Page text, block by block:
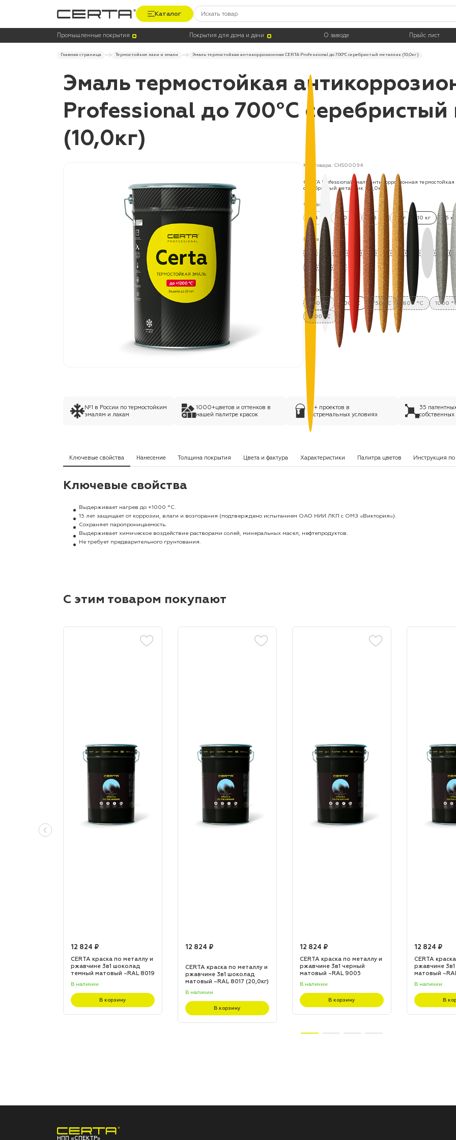
Каталог
Промышленные покрытия Покрытия для дома и дачи О заводе Прайс лист
Главная страница Термостойкие лаки и эмали Эмаль термостойкая антикоррозионная CERTA Professional до 700°С серебристый металлик (10,0кг)
Эмаль термостойкая
Professional до 700°С серебристый
(10,0кг)
Код товара: CHS00094
CERTA Professional эмаль антикоррозионная
серебристый металлик (10,0кг)
Фасовка:
0.4 кг 520 мл 0.8 кг 4 кг 10 кг 25 кг
Цвета:
Термостойкость:
400 °C 700 °C 750 °C 800 °C 1000
1200 °C
№1 в России по термостойким
эмалям и лакам
1000+цветов и оттенков в
нашей палитре красок
75+ проектов в
экстремальных условиях
35
собственных
Ключевые свойства Нанесение Толщина покрытия Цвета и фактура Характеристики Палитра цветов Инструкция
Ключевые свойства
Выдерживает нагрев до +1000 °C.
15 лет защищает от коррозии, влаги и возгорания (подтверждено испытанием ОАО НИИ ЛКП с ОМЗ «Виктория»).
Cохраняет паропроницаемость.
Выдерживает химическое воздействие растворами солей, минеральных масел, нефтепродуктов.
Не требует предварительного грунтования.
С этим товаром покупают
12 824 ₽
CERTA краска по металлу и
ржавчине 3в1 шоколад
темный матовый ~RAL 8019
В наличии
В корзину
12 824 ₽
CERTA краска по металлу и
ржавчине 3в1 шоколад
матовый ~RAL 8017 (20,0кг)
В наличии
В корзину
12 824 ₽
CERTA краска по металлу и
ржавчине 3в1 черный
матовый ~RAL 9005
В наличии
В корзину
12 824 ₽
CERTA
ржавчине
матовый
В наличии
В
НПП «СПЕКТР»